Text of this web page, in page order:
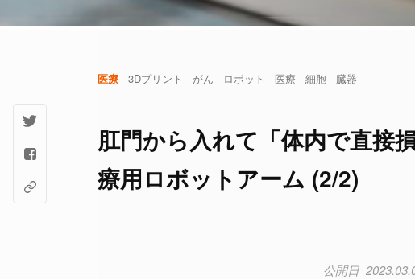
医療 3Dプリント がん ロボット 医療 細胞 臓器
肛門から入れて「体内で直接
療用ロボットアーム (2/2)